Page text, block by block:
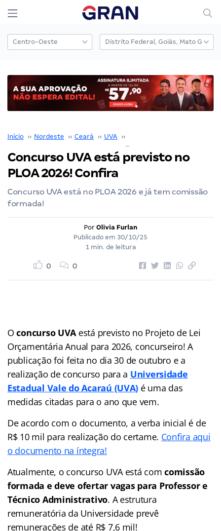
Início ›› Nordeste ›› Ceará ›› UVA ››
Concurso UVA está previsto no
PLOA 2026! Confira
Concurso UVA está no PLOA 2026 e já tem comissão
formada!
Por Olivia Furlan
Publicado em 30/10/25
1 min. de leitura
0 0
Oconcurso UVA está previsto no Projeto de Lei
Orçamentária Anual para 2026, concurseiro! A
publicação foi feita no dia 30 de outubro e a
realização de concurso para a Universidade
Estadual Vale do Acaraú (UVA) é uma das
medidas citadas para o ano que vem.
De acordo com o documento, a verba inicial é de
R$ 10 mil para realização do certame. Confira aqui
o documento na íntegra!
Atualmente, o concurso UVA está com comissão
formada e deve ofertar vagas para Professor e
Técnico Administrativo. A estrutura
remuneratória da Universidade prevê
remunerações de até R$ 7,6 mil!